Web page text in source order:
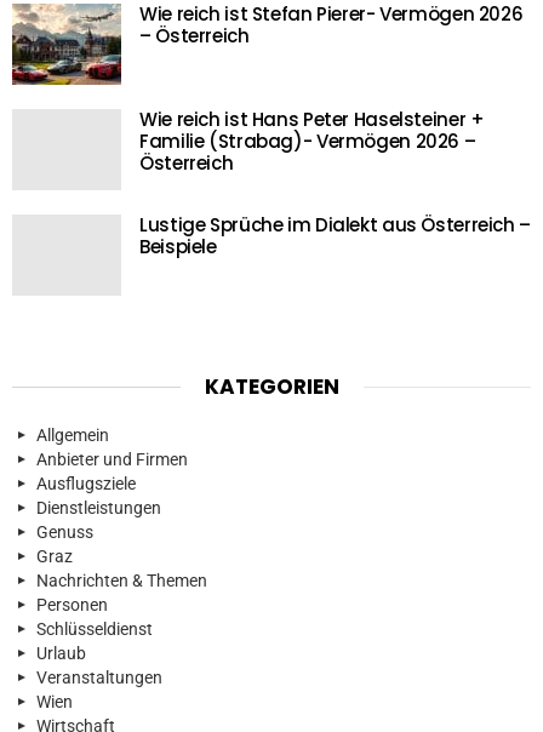
Wie reich ist Stefan Pierer- Vermögen 2026
– Österreich
Wie reich ist Hans Peter Haselsteiner +
Familie (Strabag)- Vermögen 2026 –
Österreich
Lustige Sprüche im Dialekt aus Österreich –
Beispiele
KATEGORIEN
Allgemein
Anbieter und Firmen
Ausflugsziele
Dienstleistungen
Genuss
Graz
Nachrichten & Themen
Personen
Schlüsseldienst
Urlaub
Veranstaltungen
Wien
Wirtschaft